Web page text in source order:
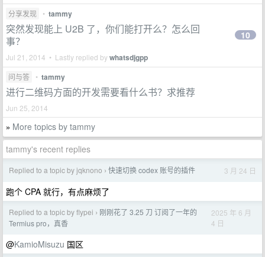
分享发现 • tammy
突然发现能上 U2B 了，你们能打开么？怎么回
事？
Jul 21, 2014 • Lastly replied bywhatsdjgpp
10
问与答 • tammy
进行二维码方面的开发需要看什么书？求推荐
Jun 25, 2014
» More topics by tammy
tammy's recent replies
Replied to a topic by jqknono › 快速切换 codex 账号的插件 3 月 24 日
跑个 CPA 就行，有点麻烦了
Replied to a topic by flypei › 刚刚花了 3.25 刀 订阅了一年的
Termius pro，真香
2025 年 6 月
4 日
@KamioMisuzu 国区